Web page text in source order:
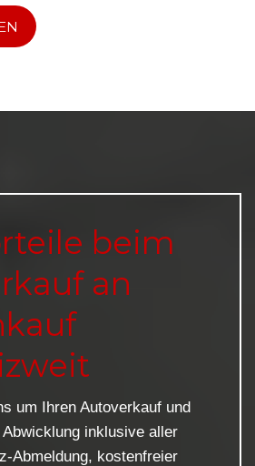
beim
an
um Ihren Autoverkauf und
inklusive aller
Abmeldung, kostenfreier